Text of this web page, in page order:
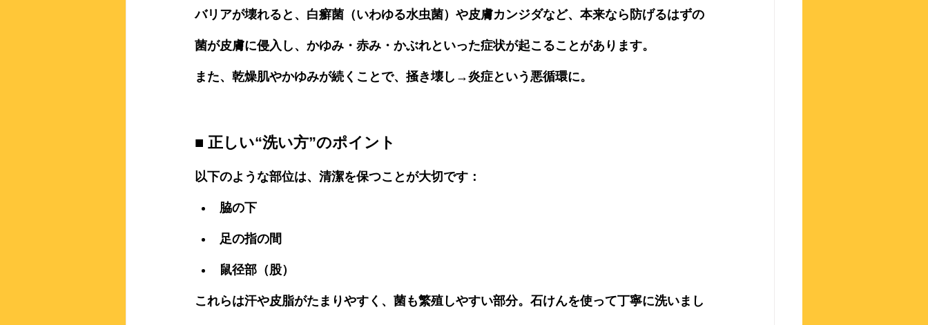
バリアが壊れると、白癬菌（いわゆる水虫菌）や皮膚カンジダなど、本来なら防げるはずの
菌が皮膚に侵入し、 かゆみ・赤み・かぶれといった症状が起こることがあります。
また、乾燥肌やかゆみが続くことで、掻き壊し→炎症という悪循環に。
■ 正しい“洗い方”のポイント
以下のような部位は、 清潔を保つことが大切 です：
脇の下
足の指の間
鼠径部（股）
これらは汗や皮脂がたまりやすく、菌も繁殖しやすい部分。 石けんを使って丁寧に洗いまし